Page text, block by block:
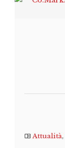
Attualità,